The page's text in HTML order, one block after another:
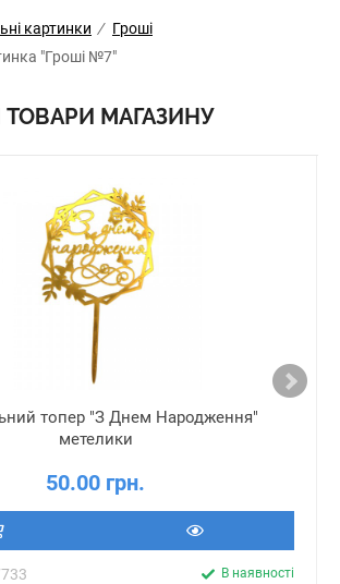
картинки / Гроші
"Гроші №7"
ТОВАРИ МАГАЗИНУ
топер "З Днем Народження"
метелики
50.00 грн.
В наявності